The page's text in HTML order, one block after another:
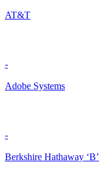
AT&T
-
Adobe Systems
-
Berkshire Hathaway ‘B’